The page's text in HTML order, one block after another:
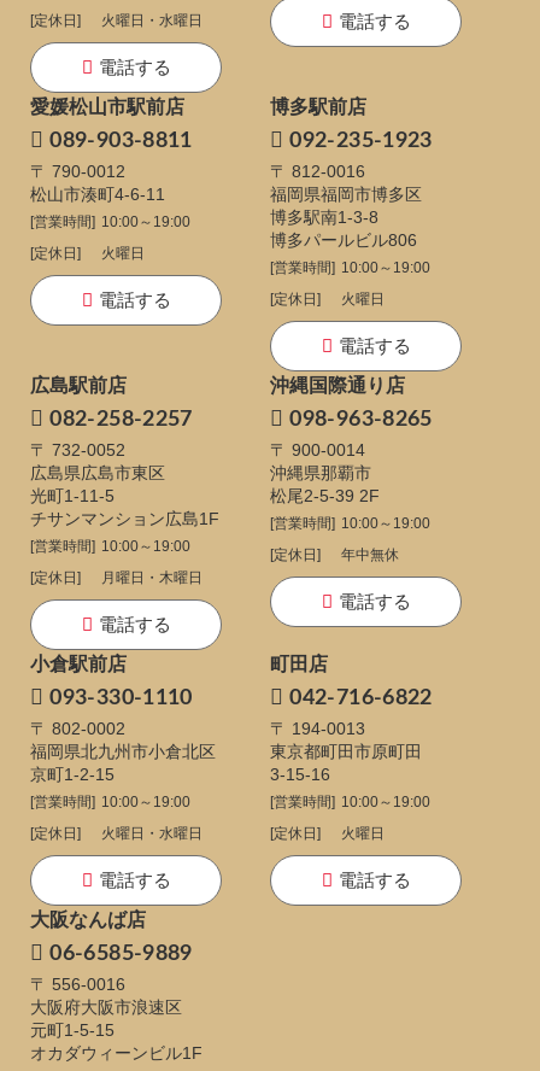
[定休日]
火曜日・水曜日
電話する
電話する
愛媛松山市駅前店
089-903-8811
〒 790-0012
松山市湊町4-6-11
[営業時間] 10:00～19:00
[定休日]
火曜日
電話する
博多駅前店
092-235-1923
〒 812-0016
福岡県福岡市博多区
博多駅南1-3-8
博多パールビル806
[営業時間] 10:00～19:00
[定休日]
火曜日
電話する
広島駅前店
082-258-2257
〒 732-0052
広島県広島市東区
光町1-11-5
チサンマンション広島1F
[営業時間] 10:00～19:00
[定休日]
月曜日・木曜日
電話する
沖縄国際通り店
098-963-8265
〒 900-0014
沖縄県那覇市
松尾2-5-39 2F
[営業時間] 10:00～19:00
[定休日]
年中無休
電話する
小倉駅前店
093-330-1110
〒 802-0002
福岡県北九州市小倉北区
京町1-2-15
[営業時間] 10:00～19:00
[定休日]
火曜日・水曜日
電話する
町田店
042-716-6822
〒 194-0013
東京都町田市原町田
3-15-16
[営業時間] 10:00～19:00
[定休日]
火曜日
電話する
大阪なんば店
06-6585-9889
〒 556-0016
大阪府大阪市浪速区
元町1-5-15
オカダウィーンビル1F